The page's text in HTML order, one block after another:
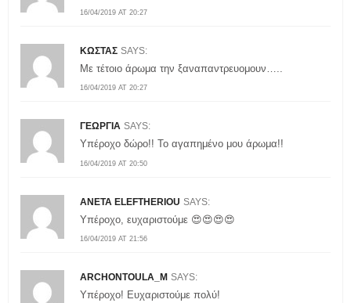
16/04/2019 AT 20:27
ΚΩΣΤΑΣ SAYS:
16/04/2019 AT 20:27
Με τέτοιο άρωμα την ξαναπαντρευομουν…..
ΓΕΩΡΓΙΑ SAYS:
16/04/2019 AT 20:50
Υπέροχο δώρο!! Το αγαπημένο μου άρωμα!!
ANETA ELEFTHERIOU SAYS:
16/04/2019 AT 21:56
Υπέροχο, ευχαριστούμε 😍😍😍😍
ARCHONTOULA_M SAYS:
Υπέροχο! Ευχαριστούμε πολύ!